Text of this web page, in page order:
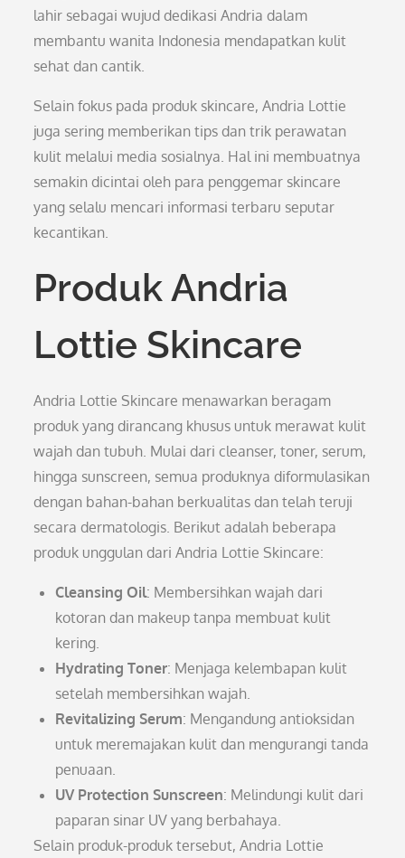
lahir sebagai wujud dedikasi Andria dalam
membantu wanita Indonesia mendapatkan kulit
sehat dan cantik.
Selain fokus pada produk skincare, Andria Lottie
juga sering memberikan tips dan trik perawatan
kulit melalui media sosialnya. Hal ini membuatnya
semakin dicintai oleh para penggemar skincare
yang selalu mencari informasi terbaru seputar
kecantikan.
Produk Andria
Lottie Skincare
Andria Lottie Skincare menawarkan beragam
produk yang dirancang khusus untuk merawat kulit
wajah dan tubuh. Mulai dari cleanser, toner, serum,
hingga sunscreen, semua produknya diformulasikan
dengan bahan-bahan berkualitas dan telah teruji
secara dermatologis. Berikut adalah beberapa
produk unggulan dari Andria Lottie Skincare:
Cleansing Oil: Membersihkan wajah dari
kotoran dan makeup tanpa membuat kulit
kering.
Hydrating Toner: Menjaga kelembapan kulit
setelah membersihkan wajah.
Revitalizing Serum: Mengandung antioksidan
untuk meremajakan kulit dan mengurangi tanda
penuaan.
UV Protection Sunscreen: Melindungi kulit dari
paparan sinar UV yang berbahaya.
Selain produk-produk tersebut, Andria Lottie